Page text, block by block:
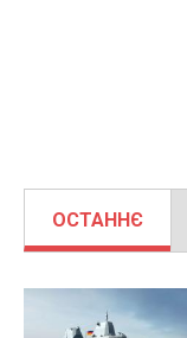
ОСТАННЄ